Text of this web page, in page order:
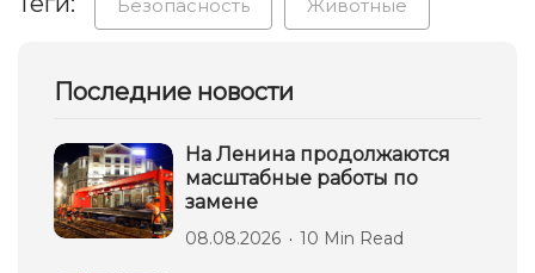
Безопасность Животные
Последние новости
На Ленина продолжаются
масштабные работы по
замене
08.08.2026 10 Min Read